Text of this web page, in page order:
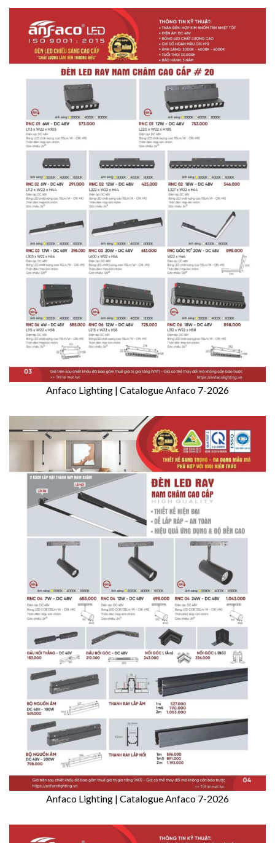
Anfaco Lighting | Catalogue Anfaco 7-2026
Anfaco Lighting | Catalogue Anfaco 7-2026